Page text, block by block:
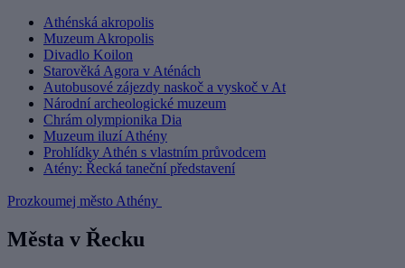
Athénská akropolis
Muzeum Akropolis
Divadlo Koilon
Starověká Agora v Aténách
Autobusové zájezdy naskoč a vyskoč v At
Národní archeologické muzeum
Chrám olympionika Dia
Muzeum iluzí Athény
Prohlídky Athén s vlastním průvodcem
Atény: Řecká taneční představení
Prozkoumej město Athény
Města v Řecku